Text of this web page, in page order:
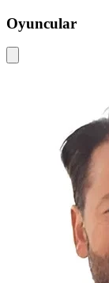
Oyuncular